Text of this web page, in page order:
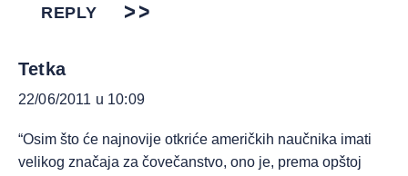
REPLY
Tetka
22/06/2011 u 10:09
“Osim što će najnovije otkriće američkih naučnika imati
velikog značaja za čovečanstvo, ono je, prema opštoj